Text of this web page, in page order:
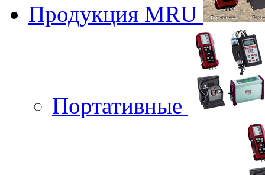
Продукция MRU
Портативные